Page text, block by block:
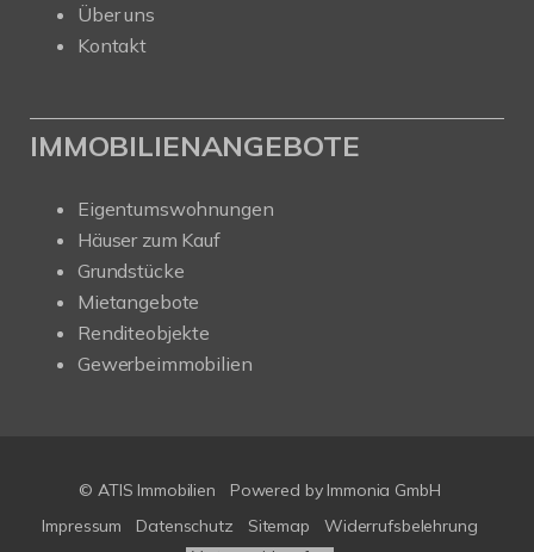
Über uns
Kontakt
IMMOBILIENANGEBOTE
Eigentumswohnungen
Häuser zum Kauf
Grundstücke
Mietangebote
Renditeobjekte
Gewerbeimmobilien
© ATIS Immobilien Powered by Immonia GmbH
Impressum
Datenschutz Sitemap Widerrufsbelehrung